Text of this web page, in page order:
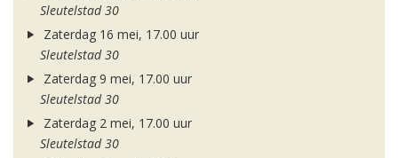
Sleutelstad 30
Zaterdag 16 mei, 17.00 uur
Sleutelstad 30
Zaterdag 9 mei, 17.00 uur
Sleutelstad 30
Zaterdag 2 mei, 17.00 uur
Sleutelstad 30